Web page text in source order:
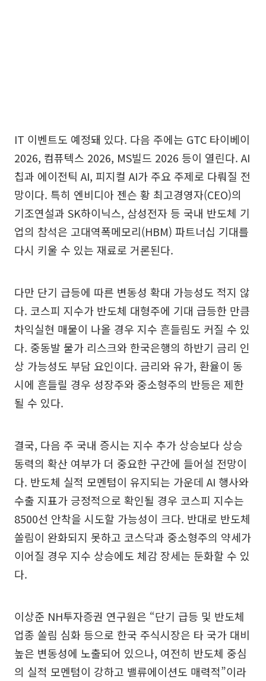
IT 이벤트도 예정돼 있다. 다음 주에는 GTC 타이베이
2026, 컴퓨텍스 2026, MS빌드 2026 등이 열린다. AI
칩과 에이전틱 AI, 피지컬 AI가 주요 주제로 다뤄질 전
망이다. 특히 엔비디아 젠슨 황 최고경영자(CEO)의
기조연설과 SK하이닉스, 삼성전자 등 국내 반도체 기
업의 참석은 고대역폭메모리(HBM) 파트너십 기대를
다시 키울 수 있는 재료로 거론된다.
다만 단기 급등에 따른 변동성 확대 가능성도 적지 않
다. 코스피 지수가 반도체 대형주에 기대 급등한 만큼
차익실현 매물이 나올 경우 지수 흔들림도 커질 수 있
다. 중동발 물가 리스크와 한국은행의 하반기 금리 인
상 가능성도 부담 요인이다. 금리와 유가, 환율이 동
시에 흔들릴 경우 성장주와 중소형주의 반등은 제한
될 수 있다.
결국, 다음 주 국내 증시는 지수 추가 상승보다 상승
동력의 확산 여부가 더 중요한 구간에 들어설 전망이
다. 반도체 실적 모멘텀이 유지되는 가운데 AI 행사와
수출 지표가 긍정적으로 확인될 경우 코스피 지수는
8500선 안착을 시도할 가능성이 크다. 반대로 반도체
쏠림이 완화되지 못하고 코스닥과 중소형주의 약세가
이어질 경우 지수 상승에도 체감 장세는 둔화할 수 있
다.
이상준 NH투자증권 연구원은 “단기 급등 및 반도체
업종 쏠림 심화 등으로 한국 주식시장은 타 국가 대비
높은 변동성에 노출되어 있으나, 여전히 반도체 중심
의 실적 모멘텀이 강하고 밸류에이션도 매력적”이라